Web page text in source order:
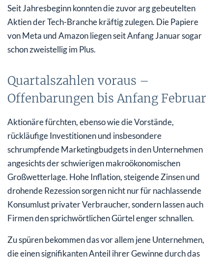
Seit Jahresbeginn konnten die zuvor arg gebeutelten
Aktien der Tech-Branche kräftig zulegen. Die Papiere
von Meta und Amazon liegen seit Anfang Januar sogar
schon zweistellig im Plus.
Quartalszahlen voraus –
Offenbarungen bis Anfang Februar
Aktionäre fürchten, ebenso wie die Vorstände,
rückläufige Investitionen und insbesondere
schrumpfende Marketingbudgets in den Unternehmen
angesichts der schwierigen makroökonomischen
Großwetterlage. Hohe Inflation, steigende Zinsen und
drohende Rezession sorgen nicht nur für nachlassende
Konsumlust privater Verbraucher, sondern lassen auch
Firmen den sprichwörtlichen Gürtel enger schnallen.
Zu spüren bekommen das vor allem jene Unternehmen,
die einen signifikanten Anteil ihrer Gewinne durch das